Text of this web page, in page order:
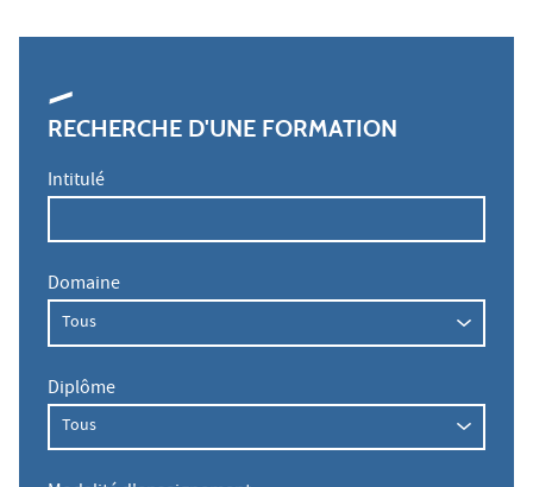
RECHERCHE D'UNE FORMATION
Intitulé
Domaine
Diplôme